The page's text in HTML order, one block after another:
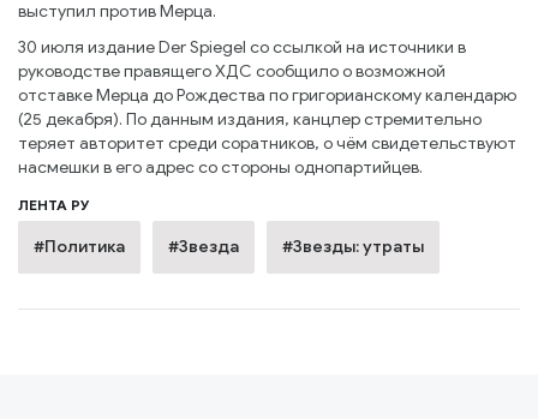
выступил против Мерца.
30 июля издание Der Spiegel со ссылкой на источники в
руководстве правящего ХДС сообщило о возможной
отставке Мерца до Рождества по григорианскому календарю
(25 декабря). По данным издания, канцлер стремительно
теряет авторитет среди соратников, о чём свидетельствуют
насмешки в его адрес со стороны однопартийцев.
ЛЕНТА РУ
#Политика #Звезда #Звезды: утраты